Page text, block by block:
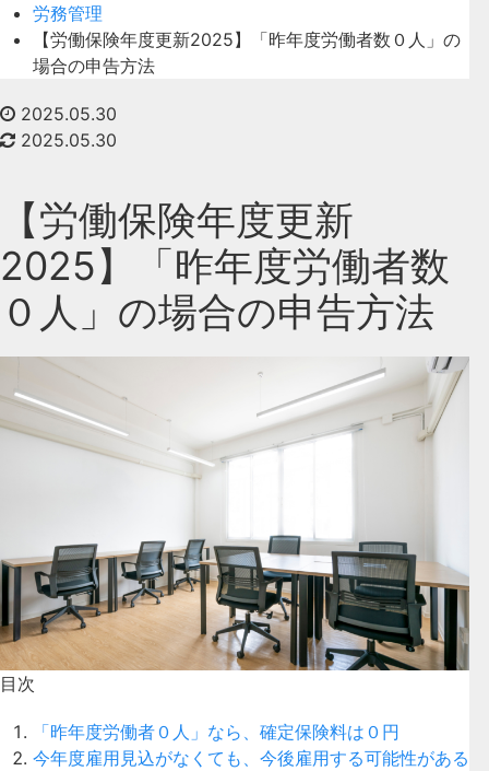
労務管理
【労働保険年度更新2025】「昨年度労働者数０人」の
場合の申告方法
2025.05.30
2025.05.30
【労働保険年度更新
2025】「昨年度労働者数
０人」の場合の申告方法
目次
「昨年度労働者０人」なら、確定保険料は０円
今年度雇用見込がなくても、今後雇用する可能性がある